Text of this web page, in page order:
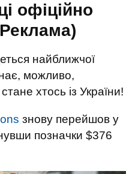
офіційно
найближчої
можливо,
хтось із України!
знову перейшов у
позначки $376